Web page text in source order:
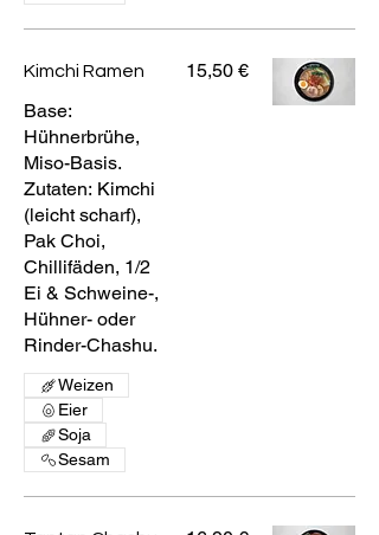
Kimchi Ramen
Base:
Hühnerbrühe,
Miso-Basis.
Zutaten: Kimchi
(leicht scharf),
Pak Choi,
Chillifäden, 1/2
Ei & Schweine-,
Hühner- oder
Rinder-Chashu.
15,50 €
Weizen
Eier
Soja
Sesam